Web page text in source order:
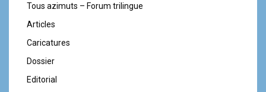
Tous azimuts – Forum trilingue
Articles
Caricatures
Dossier
Editorial